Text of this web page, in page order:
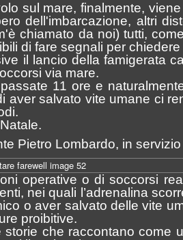
sul mare, finalmente,
dell'imbarcazione, altri
chiamato da noi) tutti,
di fare segnali per
il lancio della famigerata
via mare.
11 ore e
aver salvato vite umane ci
Pietro Lombardo, in
operative o di soccorsi
nei quali l’adrenalina
o aver salvato delle vite
proibitive.
storie che raccontano come